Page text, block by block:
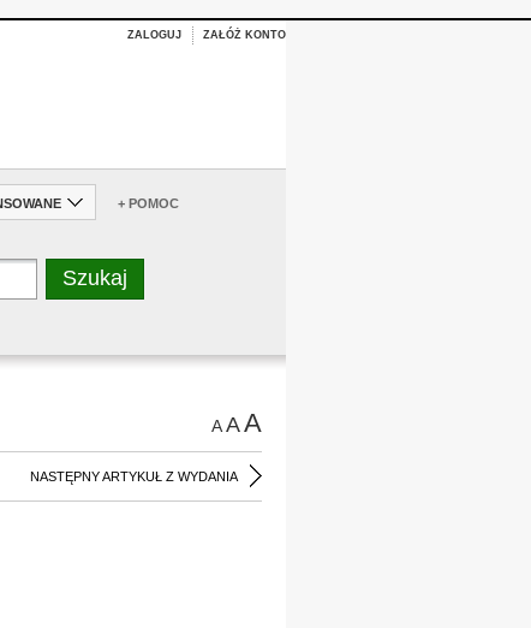
ZALOGUJ ZAŁÓŻ KONTO
+ POMOC
AAA
NASTĘPNY ARTYKUŁ Z WYDANIA